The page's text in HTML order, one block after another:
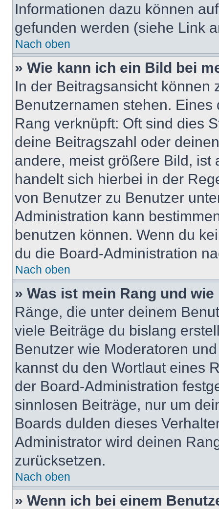
Informationen dazu können
gefunden werden (siehe Link
Nach oben
» Wie kann ich ein Bild bei
In der Beitragsansicht können
Benutzernamen stehen.
Rang verknüpft: Oft sind dies
deine Beitragszahl oder
andere, meist größere Bild, ist
handelt sich hierbei in der
von Benutzer zu Benutzer
Administration kann
benutzen können. Wenn du
du die Board-Administration
Nach oben
» Was ist mein Rang und
Ränge, die unter deinem
viele Beiträge du bislang
Benutzer wie Moderatoren
kannst du den Wortlaut eines
der Board-Administration
sinnlosen Beiträge, nur um
Boards dulden dieses
Administrator wird deinen
zurücksetzen.
Nach oben
» Wenn ich bei einem